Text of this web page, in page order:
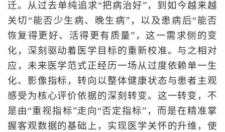
迁。从过去单纯追求“把病治好”，到如今越来越
关切“能否少生病、晚生病”，以及患病后“能否
恢复得更好、活得更有质量”，这一需求侧的变
化，深刻驱动着医学目标的重新校准。与之相对
应，未来医学范式正经历一场从过度依赖单一生
化、影像指标，转向以整体健康状态与患者主观
感受为核心评价依据的深刻转变。这一转变，不
是由“重视指标”走向“否定指标”，而是在精准掌
握客观数据的基础上，实现医学关怀的升维，使